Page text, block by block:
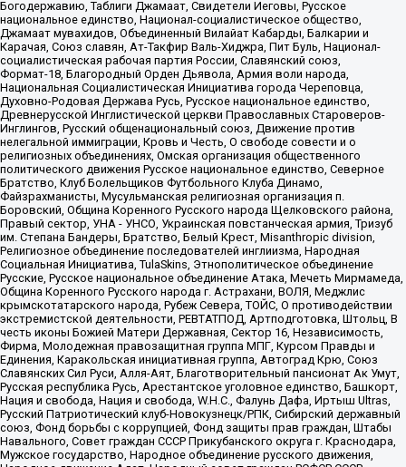
Богодержавию, Таблиги Джамаат, Свидетели Иеговы, Русское
национальное единство, Национал-социалистическое общество,
Джамаат мувахидов, Объединенный Вилайат Кабарды, Балкарии и
Карачая, Союз славян, Ат-Такфир Валь-Хиджра, Пит Буль, Национал-
социалистическая рабочая партия России, Славянский союз,
Формат-18, Благородный Орден Дьявола, Армия воли народа,
Национальная Социалистическая Инициатива города Череповца,
Духовно-Родовая Держава Русь, Русское национальное единство,
Древнерусской Инглистической церкви Православных Староверов-
Инглингов, Русский общенациональный союз, Движение против
нелегальной иммиграции, Кровь и Честь, О свободе совести и о
религиозных объединениях, Омская организация общественного
политического движения Русское национальное единство, Северное
Братство, Клуб Болельщиков Футбольного Клуба Динамо,
Файзрахманисты, Мусульманская религиозная организация п.
Боровский, Община Коренного Русского народа Щелковского района,
Правый сектор, УНА - УНСО, Украинская повстанческая армия, Тризуб
им. Степана Бандеры, Братство, Белый Крест, Misanthropic division,
Религиозное объединение последователей инглиизма, Народная
Социальная Инициатива, TulaSkins, Этнополитическое объединение
Русские, Русское национальное объединение Атака, Мечеть Мирмамеда,
Община Коренного Русского народа г. Астрахани, ВОЛЯ, Меджлис
крымскотатарского народа, Рубеж Севера, ТОЙС, О противодействии
экстремистской деятельности, РЕВТАТПОД, Артподготовка, Штольц, В
честь иконы Божией Матери Державная, Сектор 16, Независимость,
Фирма, Молодежная правозащитная группа МПГ, Курсом Правды и
Единения, Каракольская инициативная группа, Автоград Крю, Союз
Славянских Сил Руси, Алля-Аят, Благотворительный пансионат Ак Умут,
Русская республика Русь, Арестантское уголовное единство, Башкорт,
Нация и свобода, Нация и свобода, W.H.С., Фалунь Дафа, Иртыш Ultras,
Русский Патриотический клуб-Новокузнецк/РПК, Сибирский державный
союз, Фонд борьбы с коррупцией, Фонд защиты прав граждан, Штабы
Навального, Совет граждан СССР Прикубанского округа г. Краснодара,
Мужское государство, Народное объединение русского движения,